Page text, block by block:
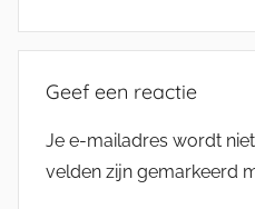
Geef een reactie
Je e-mailadres wordt
velden zijn gemarkeerd